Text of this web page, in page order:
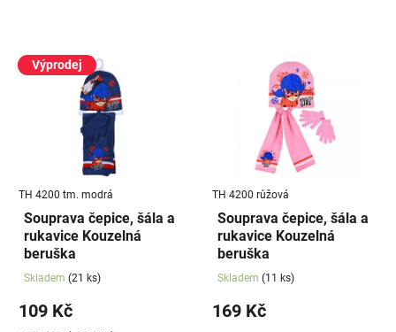
ý
Výprodej
TH 4200 tm. modrá
Souprava čepice, šála a
rukavice Kouzelná
beruška
Skladem (21 ks)
109 Kč
TH 4200 růžová
Souprava čepice, šála a
rukavice Kouzelná
beruška
Skladem (11 ks)
169 Kč